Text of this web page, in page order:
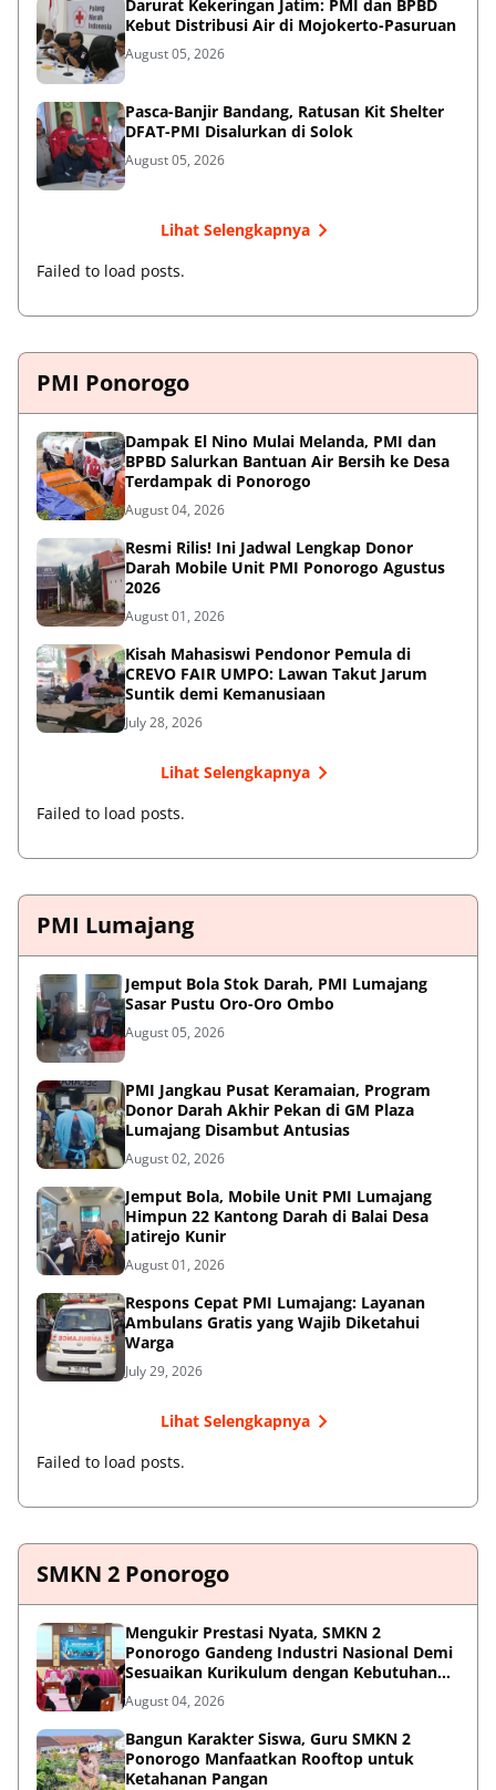
Darurat Kekeringan Jatim: PMI dan BPBD
Kebut Distribusi Air di Mojokerto-Pasuruan
August 05, 2026
Pasca-Banjir Bandang, Ratusan Kit Shelter
DFAT-PMI Disalurkan di Solok
August 05, 2026
Lihat Selengkapnya
Failed to load posts.
PMI Ponorogo
Dampak El Nino Mulai Melanda, PMI dan
BPBD Salurkan Bantuan Air Bersih ke Desa
Terdampak di Ponorogo
August 04, 2026
Resmi Rilis! Ini Jadwal Lengkap Donor
Darah Mobile Unit PMI Ponorogo Agustus
2026
August 01, 2026
Kisah Mahasiswi Pendonor Pemula di
CREVO FAIR UMPO: Lawan Takut Jarum
Suntik demi Kemanusiaan
July 28, 2026
Lihat Selengkapnya
Failed to load posts.
PMI Lumajang
Jemput Bola Stok Darah, PMI Lumajang
Sasar Pustu Oro-Oro Ombo
August 05, 2026
PMI Jangkau Pusat Keramaian, Program
Donor Darah Akhir Pekan di GM Plaza
Lumajang Disambut Antusias
August 02, 2026
Jemput Bola, Mobile Unit PMI Lumajang
Himpun 22 Kantong Darah di Balai Desa
Jatirejo Kunir
August 01, 2026
Respons Cepat PMI Lumajang: Layanan
Ambulans Gratis yang Wajib Diketahui
Warga
July 29, 2026
Lihat Selengkapnya
Failed to load posts.
SMKN 2 Ponorogo
Mengukir Prestasi Nyata, SMKN 2
Ponorogo Gandeng Industri Nasional Demi
Sesuaikan Kurikulum dengan Kebutuhan
Dunia Kerja
August 04, 2026
Bangun Karakter Siswa, Guru SMKN 2
Ponorogo Manfaatkan Rooftop untuk
Ketahanan Pangan